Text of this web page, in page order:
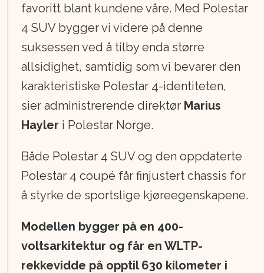
favoritt blant kundene våre. Med Polestar
4 SUV bygger vi videre på denne
suksessen ved å tilby enda større
allsidighet, samtidig som vi bevarer den
karakteristiske Polestar 4-identiteten,
sier administrerende direktør Marius
Hayler i Polestar Norge.
Både Polestar 4 SUV og den oppdaterte
Polestar 4 coupé får finjustert chassis for
å styrke de sportslige kjøreegenskapene.
Modellen bygger på en 400-
voltsarkitektur og får en WLTP-
rekkevidde på opptil 630 kilometer i